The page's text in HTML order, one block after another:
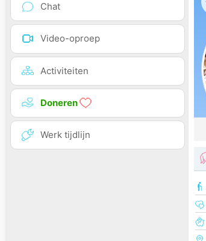
Chat
Video-oproep
Activiteiten
Doneren
Werk tijdlijn